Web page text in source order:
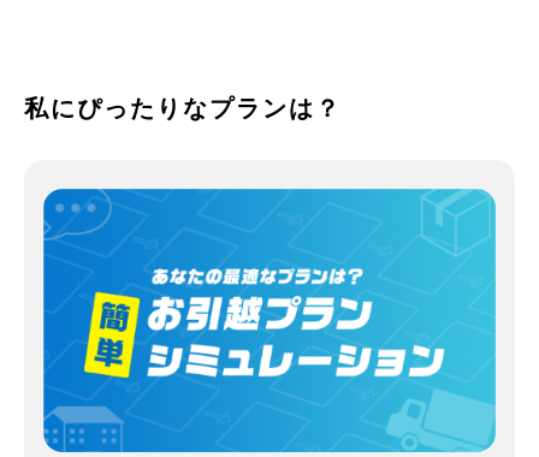
私にぴったりなプランは？